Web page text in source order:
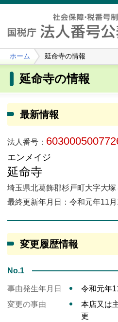
ホーム 延命寺の情報
延命寺の情報
最新情報
法人番号：
エンメイジ
延命寺
埼玉県北葛飾郡杉戸町大字大塚
最終更新年月日：令和元年11月
変更履歴情報
No.1
事由発生年月日
令和元年
変更の事由
本店又は
更